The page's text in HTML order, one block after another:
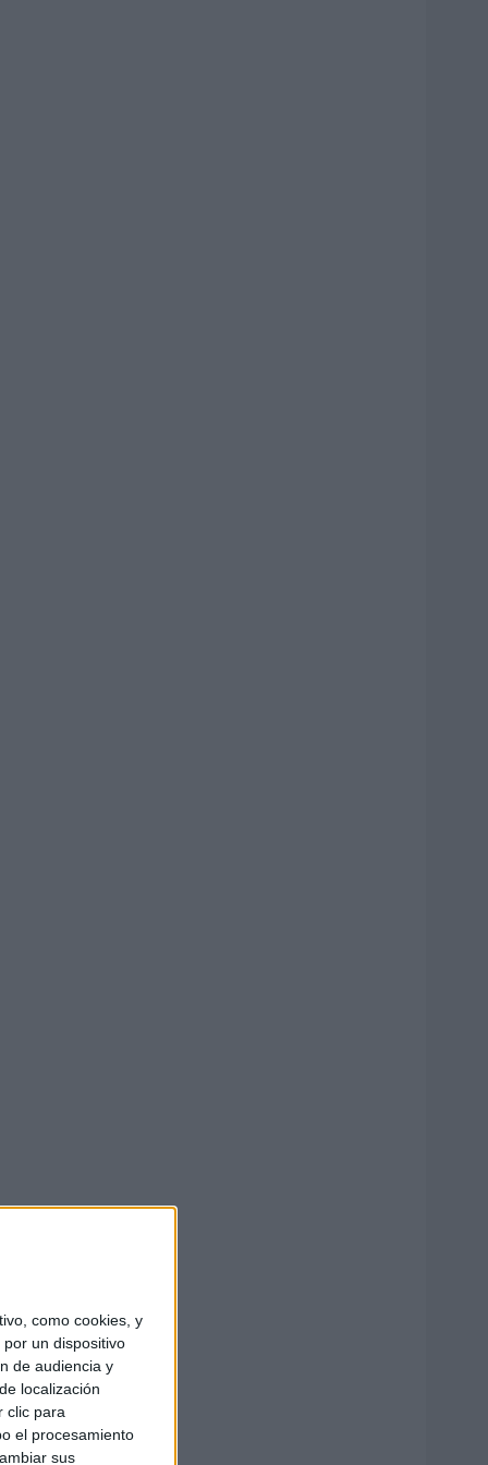
como cookies, y
un dispositivo
de audiencia y
localización
clic para
el procesamiento
sus